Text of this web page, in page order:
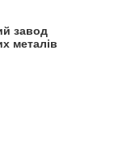
завод
металів